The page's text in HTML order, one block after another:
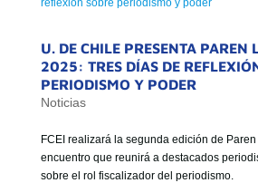
QUIENES SOMOS
MISIÓN
VISIÓN
U. DE CHILE PRESENTA PAREN
2025: TRES DÍAS DE
PERIODISMO Y PODER
Noticias
FCEI realizará la segunda edición de
encuentro que reunirá a destacados
sobre el rol fiscalizador del periodismo.